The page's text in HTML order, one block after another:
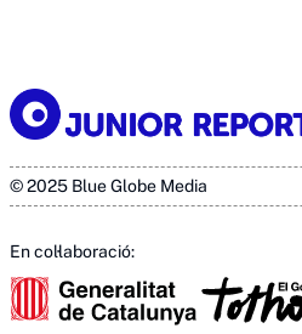
© 2025 Blue Globe Media
En col·laboració: